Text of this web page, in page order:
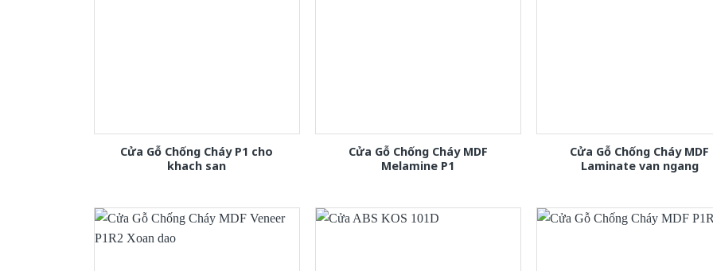
Cửa Gỗ Chống Cháy P1 cho
khach san
Cửa Gỗ Chống Cháy MDF
Melamine P1
Cửa Gỗ Chống Cháy MDF
Laminate van ngang